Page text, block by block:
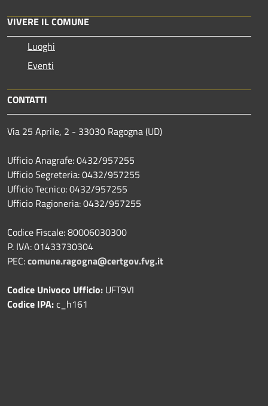
VIVERE IL COMUNE
Luoghi
Eventi
CONTATTI
Via 25 Aprile, 2 - 33030 Ragogna (UD)
Ufficio Anagrafe: 0432/957255
Ufficio Segreteria: 0432/957255
Ufficio Tecnico: 0432/957255
Ufficio Ragioneria: 0432/957255
Codice Fiscale: 80006030300
P. IVA: 01433730304
PEC:comune.ragogna@certgov.fvg.it
Codice Univoco Ufficio: UFT9VI
Codice IPA:c_h161